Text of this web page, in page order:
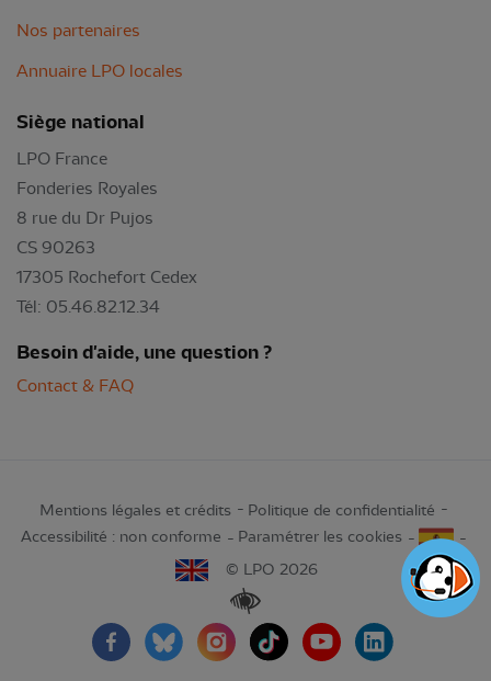
Nos partenaires
Annuaire LPO locales
Siège national
LPO France
Fonderies Royales
8 rue du Dr Pujos
CS 90263
17305 Rochefort Cedex
Tél: 05.46.82.12.34
Besoin d'aide, une question ?
Contact & FAQ
Mentions légales et crédits
Politique de confidentialité
Accessibilité : non conforme
Paramétrer les cookies
© LPO 2026
Renforcer les contrastes